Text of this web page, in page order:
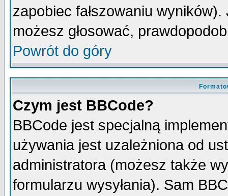
zapobiec fałszowaniu
możesz głosować,
Powrót do góry
Czym jest BBCode?
BBCode jest specjalną
używania jest uzależniona od
administratora (możesz także
formularzu wysyłania). Sam